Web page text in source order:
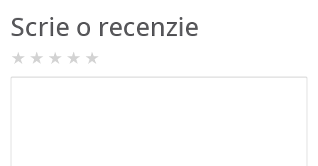
Scrie o recenzie
★ ★ ★ ★ ★